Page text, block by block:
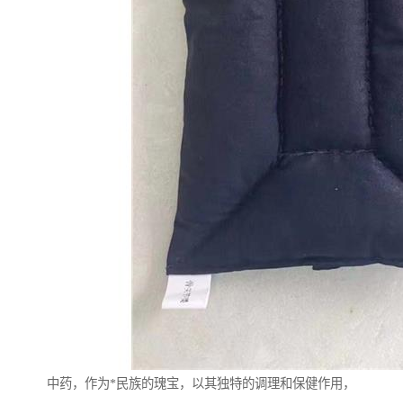
中药，作为*民族的瑰宝，以其独特的调理和保健作用，